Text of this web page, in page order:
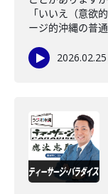
「いいえ（意欲
ージ的沖縄の普
2026.02.25